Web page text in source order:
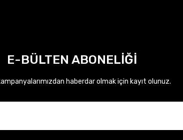
E-BÜLTEN ABONELİĞİ
haberdar olmak için kayıt olunuz.